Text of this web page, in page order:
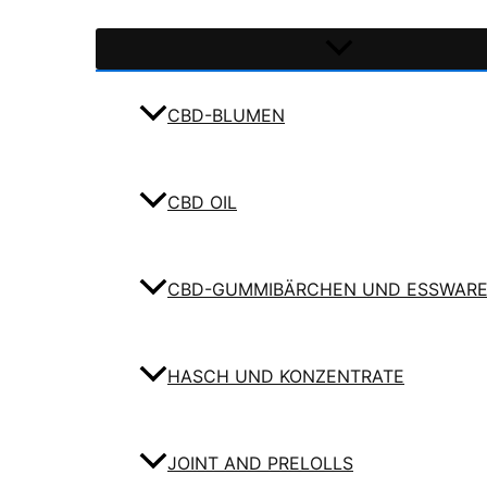
CBD-BLUMEN
CBD OIL
CBD-GUMMIBÄRCHEN UND
HASCH UND KONZENTRATE
JOINT AND PRELOLLS